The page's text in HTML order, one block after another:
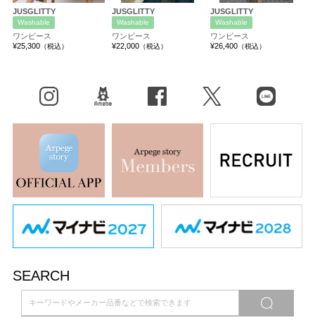
JUSGLITTY
Washable
ワンピース
¥25,300（税込）
JUSGLITTY
Washable
ワンピース
¥22,000（税込）
JUSGLITTY
Washable
ワンピース
¥26,400 （税込）
X（旧Twitter） LINE
SEARCH